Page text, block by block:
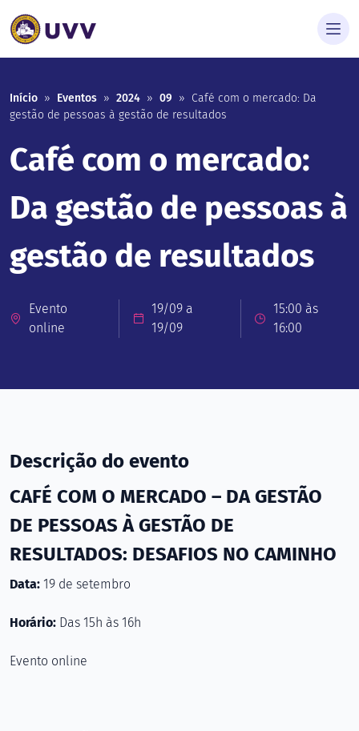
Início » Eventos » 2024 » 09 » Café com o mercado: Da
gestão de pessoas à gestão de resultados
Café com o mercado:
Da gestão de pessoas à
gestão de resultados
Evento
online
19/09 a
19/09
15:00 às
16:00
Descrição do evento
CAFÉ COM O MERCADO – DA GESTÃO
DE PESSOAS À GESTÃO DE
RESULTADOS: DESAFIOS NO CAMINHO
Data: 19 de setembro
Horário: Das 15h às 16h
Evento online